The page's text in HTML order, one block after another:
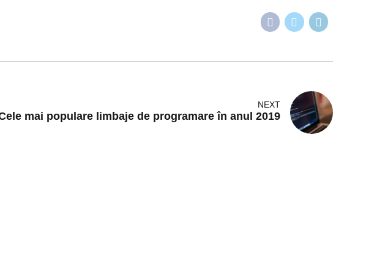
NEXT
mai populare limbaje de programare în anul 2019